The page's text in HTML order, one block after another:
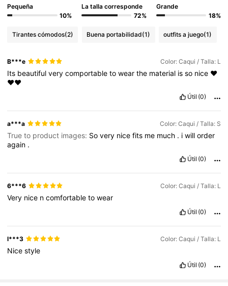
Pequeña
10%
La talla corresponde
72%
Grande
18%
Tirantes cómodos(2) Buena portabilidad(1) outfits a juego(1)
B***e Color: Caqui / Talla: L
Its beautifulverycomportabletowearthe material isso nice ❤️
❤️❤️
Útil (0)
a***a Color: Caqui / Talla: S
True to product images: Sovery nicefits me much . iwillorder
again .
Útil (0)
6***6 Color: Caqui / Talla: L
Very nice ncomfortabletowear
Útil (0)
l***3 Color: Caqui / Talla: L
Nicestyle
Útil (0)